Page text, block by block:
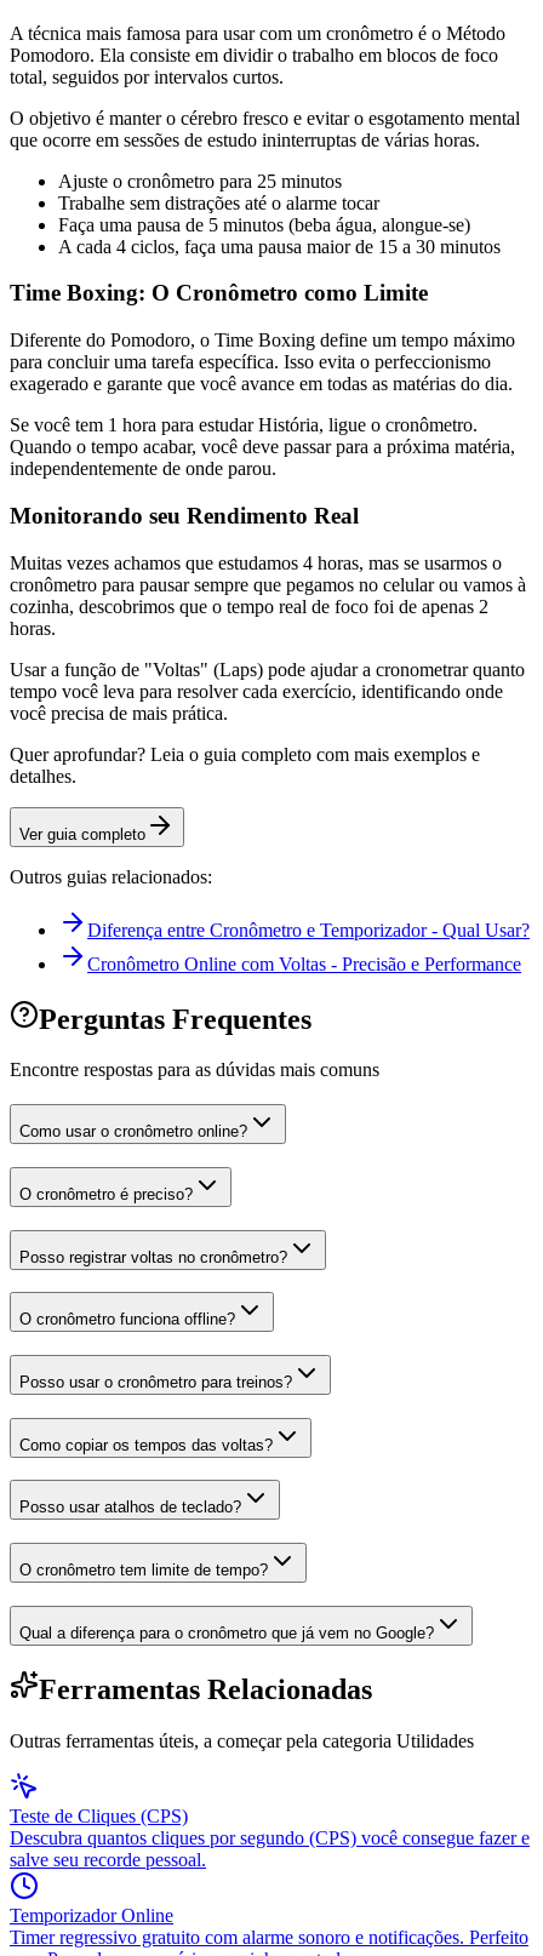
A técnica mais famosa para usar com um cronômetro é o Método
Pomodoro. Ela consiste em dividir o trabalho em blocos de foco
total, seguidos por intervalos curtos.
O objetivo é manter o cérebro fresco e evitar o esgotamento mental
que ocorre em sessões de estudo ininterruptas de várias horas.
Ajuste o cronômetro para 25 minutos
Trabalhe sem distrações até o alarme tocar
Faça uma pausa de 5 minutos (beba água, alongue-se)
A cada 4 ciclos, faça uma pausa maior de 15 a 30 minutos
Time Boxing: O Cronômetro como Limite
Diferente do Pomodoro, o Time Boxing define um tempo máximo
para concluir uma tarefa específica. Isso evita o perfeccionismo
exagerado e garante que você avance em todas as matérias do dia.
Se você tem 1 hora para estudar História, ligue o cronômetro.
Quando o tempo acabar, você deve passar para a próxima matéria,
independentemente de onde parou.
Monitorando seu Rendimento Real
Muitas vezes achamos que estudamos 4 horas, mas se usarmos o
cronômetro para pausar sempre que pegamos no celular ou vamos à
cozinha, descobrimos que o tempo real de foco foi de apenas 2
horas.
Usar a função de "Voltas" (Laps) pode ajudar a cronometrar quanto
tempo você leva para resolver cada exercício, identificando onde
você precisa de mais prática.
Quer aprofundar? Leia o guia completo com mais exemplos e
detalhes.
Ver guia completo
Outros guias relacionados:
Diferença entre Cronômetro e Temporizador - Qual Usar?
Cronômetro Online com Voltas - Precisão e Performance
Perguntas Frequentes
Encontre respostas para as dúvidas mais comuns
Como usar o cronômetro online?
O cronômetro é preciso?
Posso registrar voltas no cronômetro?
O cronômetro funciona offline?
Posso usar o cronômetro para treinos?
Como copiar os tempos das voltas?
Posso usar atalhos de teclado?
O cronômetro tem limite de tempo?
Qual a diferença para o cronômetro que já vem no Google?
Ferramentas Relacionadas
Outras ferramentas úteis, a começar pela categoria Utilidades
Teste de Cliques (CPS)
Descubra quantos cliques por segundo (CPS) você consegue fazer e
salve seu recorde pessoal.
Temporizador Online
Timer regressivo gratuito com alarme sonoro e notificações. Perfeito